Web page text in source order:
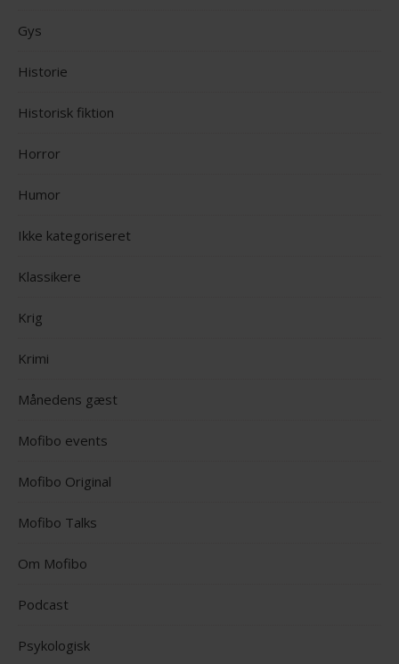
Gys
Historie
Historisk fiktion
Horror
Humor
Ikke kategoriseret
Klassikere
Krig
Krimi
Månedens gæst
Mofibo events
Mofibo Original
Mofibo Talks
Om Mofibo
Podcast
Psykologisk